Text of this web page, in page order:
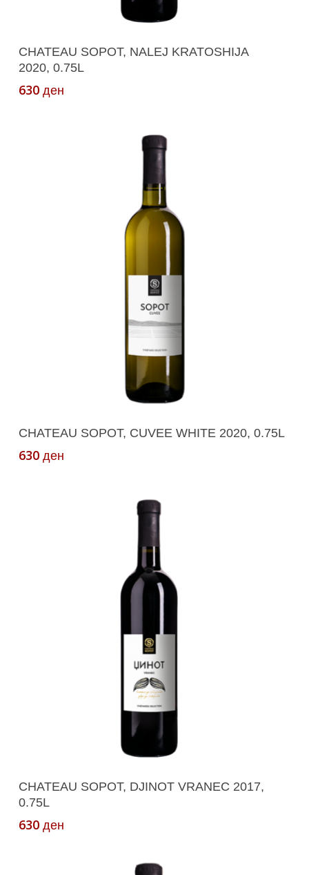
Додади Во Кошничка
CHATEAU SOPOT, NALEJ KRATOSHIJA
2020, 0.75L
630 ден
Додади Во Кошничка
CHATEAU SOPOT, CUVEE WHITE 2020, 0.75L
630 ден
Додади Во Кошничка
CHATEAU SOPOT, DJINOT VRANEC 2017,
0.75L
630 ден